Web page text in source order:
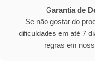
Garantia de
Se não gostar do
dificuldades em até 7
regras em